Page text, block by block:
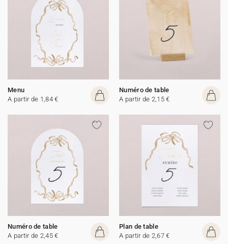
Menu
A partir de 1,84 €
Numéro de table
A partir de 2,15 €
Numéro de table
A partir de 2,45 €
Plan de table
A partir de 2,67 €